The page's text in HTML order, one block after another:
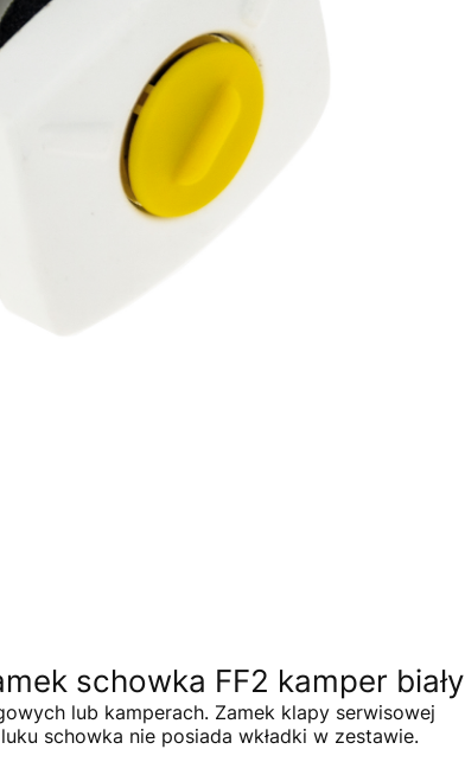
schowka FF2 kamper biały
lub kamperach. Zamek klapy serwisowej
schowka nie posiada wkładki w zestawie.